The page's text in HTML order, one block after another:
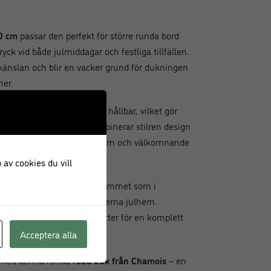
cm passar den perfekt för större runda bord
vid både julmiddagar och festliga tillfällen.
och blir en vacker grund för dukningen
som både känns mjuk och hållbar, vilket gör
år efter år. Den kombinerar stilren design
dig som vill skapa en varm och välkomnande
är lika vacker i vardagsrummet som i
traditionella och moderna julhem.
servetter eller bordstabletter för en komplett
denna rundaröda duk från Chamois– en
cookies du vill
Acceptera alla